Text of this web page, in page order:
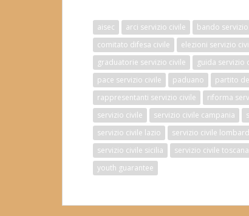
aisec arci servizio civile bando
comitato difesa civile
elezioni servizio
graduatorie servizio civile
guida servizio
pace servizio civile
paduano partito
rappresentanti servizio civile
riforma
servizio civile
servizio civile campania
servizio civile lazio
servizio civile
servizio civile sicilia
servizio civile toscana
youth guarantee